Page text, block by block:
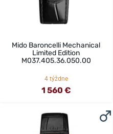
Mido Baroncelli Mechanical
Limited Edition
M037.405.36.050.00
4 týždne
1 560 €